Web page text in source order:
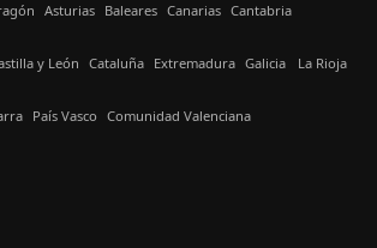
Asturias Baleares Canarias Cantabria
y León Cataluña Extremadura Galicia La Rioja
País Vasco Comunidad Valenciana